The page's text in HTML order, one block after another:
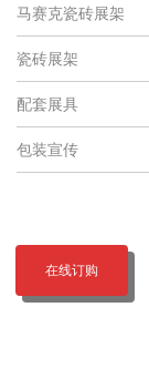
马赛克瓷砖展架
瓷砖展架
配套展具
包装宣传
在线订购